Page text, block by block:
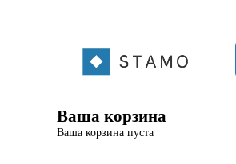
Ваша корзина
Ваша корзина пуста